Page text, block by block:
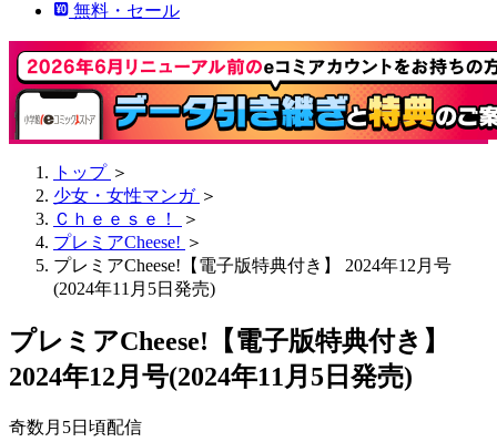
無料・セール
トップ ＞
少女・女性マンガ ＞
Ｃｈｅｅｓｅ！
＞
プレミアCheese! ＞
プレミアCheese!【電子版特典付き】 2024年12月号
(2024年11月5日発売)
プレミアCheese!【電子版特典付き】
2024年12月号(2024年11月5日発売)
奇数月5日頃配信